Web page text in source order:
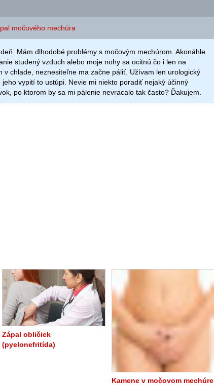
močového mechúra
Mám dlhodobé problémy s močovým mechúrom. Akonáhle
studený vzduch alebo moje nohy sa ocitnú čo i len na
v chlade, neznesiteľne ma začne páliť. Užívam len urologický
jeho vypití to ustúpi. Nevie mi niekto poradiť nejaký účinný
po ktorom by sa mi pálenie nevracalo tak často? Ďakujem.
Zápal obličiek
(pyelonefritída)
Kamene v močovom mechúre